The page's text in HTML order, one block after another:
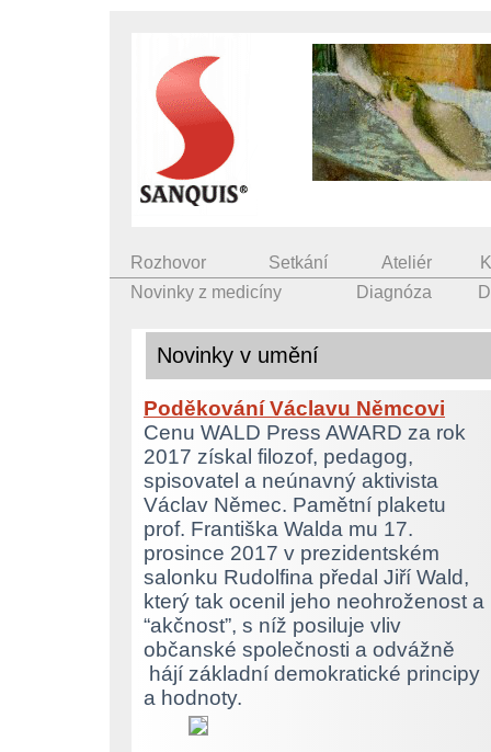
Rozhovor Setkání Ateliér
Novinky z medicíny
Diagnóza
Novinky v umění
Poděkování Václavu Němcovi
Cenu WALD Press AWARD za rok
2017 získal filozof, pedagog,
spisovatel a neúnavný aktivista
Václav Němec. Pamětní plaketu
prof. Františka Walda mu 17.
prosince 2017 v prezidentském
salonku Rudolfina předal Jiří Wald,
který tak ocenil jeho neohroženost a
“akčnost”, s níž posiluje vliv
občanské společnosti a odvážně
hájí základní demokratické principy
a hodnoty.